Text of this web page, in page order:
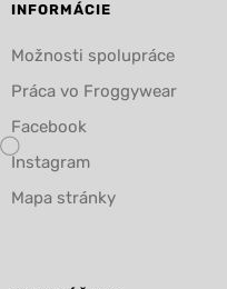
INFORMÁCIE
Možnosti spolupráce
Práca vo Froggywear
Facebook
Instagram
Mapa stránky